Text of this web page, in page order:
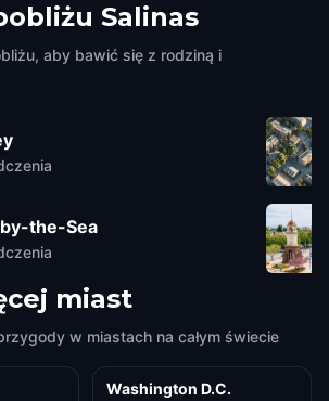
Salinas
aby bawić się z rodziną i
the-Sea
miast
w miastach na całym świecie
Washington D.C.